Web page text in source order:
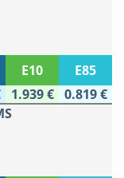
E10
E85
1.939 €
0.819 €